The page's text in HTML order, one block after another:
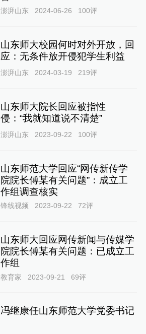
澎湃山东 2024-06-26 100评
山东师大校园何时对外开放，回
应：无条件放开侵犯学生利益
澎湃山东 2024-03-19 219评
山东师大院长回应被指性
侵：“我就知道说不清楚”
澎湃山东 2023-09-22 100评
山东师范大学回应“网传新传学
院院长傅某有关问题”：成立工
作组调查核实
锋线视频 2023-09-22 72评
山东师大回应网传新闻与传媒学
院院长傅某有关问题：已成立工
作组
教育家 2023-09-21 69评
冯继康任山东师范大学党委书记